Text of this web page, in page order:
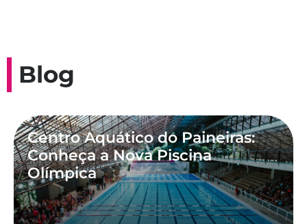
Blog
Centro Aquático do Paineiras:
Conheça a Nova Piscina
Olímpica